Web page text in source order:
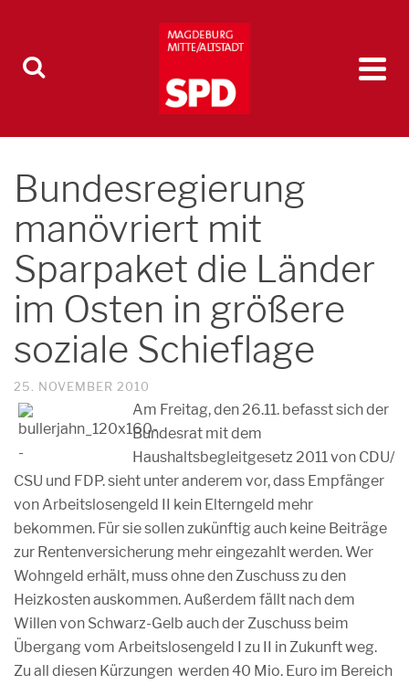
Bundesregierung
manövriert mit
Sparpaket die Länder
im Osten in größere
soziale Schieflage
25. NOVEMBER 2010
Am Freitag, den 26.11. befasst sich der
Bundesrat mit dem
Haushaltsbegleitgesetz 2011 von CDU/
CSU und FDP. sieht unter anderem vor, dass Empfänger
von Arbeitslosengeld II kein Elterngeld mehr
bekommen. Für sie sollen zukünftig auch keine Beiträge
zur Rentenversicherung mehr eingezahlt werden. Wer
Wohngeld erhält, muss ohne den Zuschuss zu den
Heizkosten auskommen. Außerdem fällt nach dem
Willen von Schwarz-Gelb auch der Zuschuss beim
Übergang vom Arbeitslosengeld I zu II in Zukunft weg.
Zu all diesen Kürzungen werden 40 Mio. Euro im Bereich